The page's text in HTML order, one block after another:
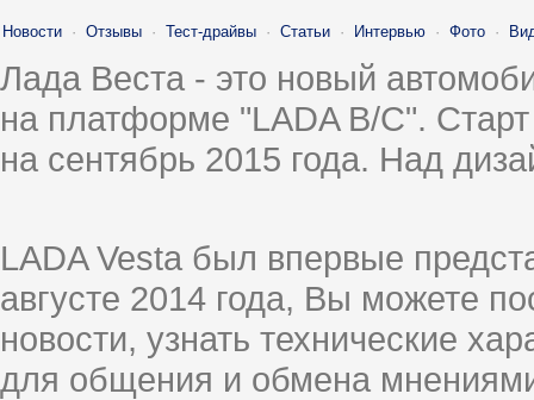
Новости · Отзывы · Тест-драйвы · Статьи · Интервью · Фото ·
Лада Веста - это новый
на платформе "LADA B/C".
на сентябрь 2015 года. Над
LADA Vesta был впервые
августе 2014 года, Вы можете
новости, узнать технические
для общения и обмена